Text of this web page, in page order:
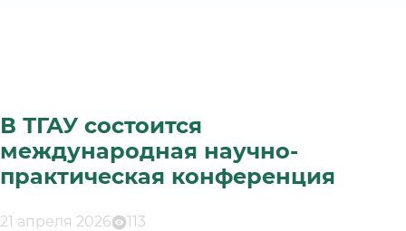
В ТГАУ состоится
международная научно-
практическая конференция
21 апреля 2026 113